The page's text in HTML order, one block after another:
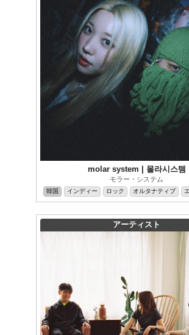
molar system | 몰라시스템
モラー・システム
韓国 インディー ロック オルタナティブ
アーティスト